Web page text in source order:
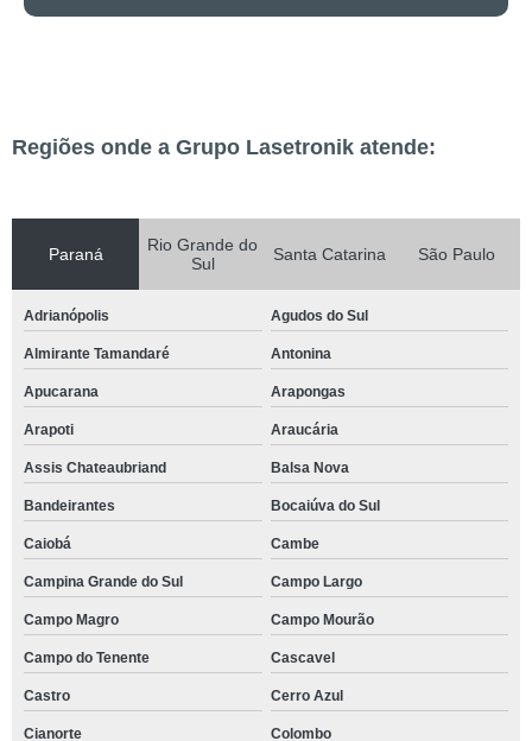
Regiões onde a Grupo Lasetronik atende:
Paraná
Rio Grande do
Sul
Santa Catarina São Paulo
Adrianópolis Agudos do Sul
Almirante Tamandaré Antonina
Apucarana Arapongas
Arapoti Araucária
Assis Chateaubriand Balsa Nova
Bandeirantes Bocaiúva do Sul
Caiobá Cambe
Campina Grande do Sul Campo Largo
Campo Magro Campo Mourão
Campo do Tenente Cascavel
Castro Cerro Azul
Cianorte Colombo